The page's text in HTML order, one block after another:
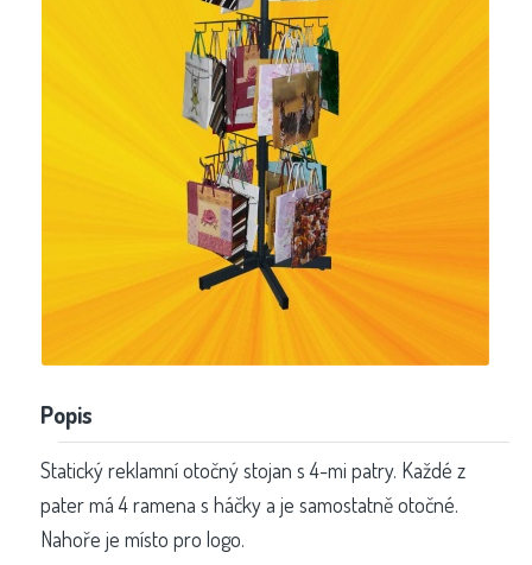
Popis
Statický reklamní otočný stojan s 4-mi patry. Každé z
pater má 4 ramena s háčky a je samostatně otočné.
Nahoře je místo pro logo.